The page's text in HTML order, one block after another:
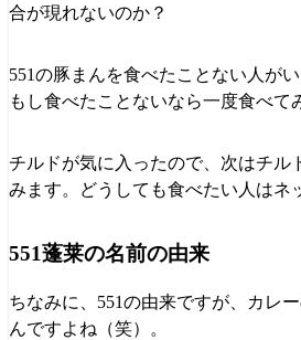
合が現れないのか？
551の豚まんを食べたことない人が
もし食べたことないなら一度食べて
チルドが気に入ったので、次はチル
みます。どうしても食べたい人はネ
551蓬莱の名前の由来
ちなみに、551の由来ですが、カレ
んですよね（笑）。